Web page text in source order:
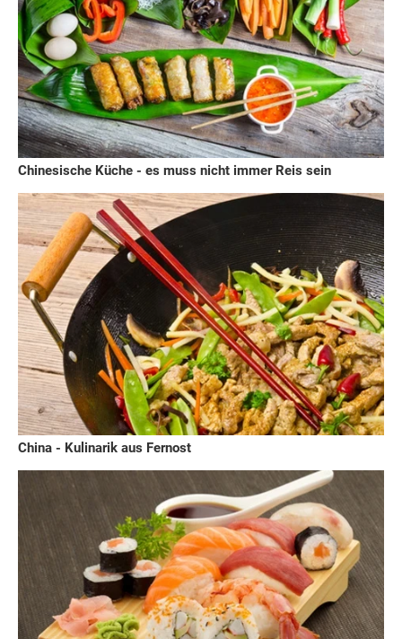
Chinesische Küche - es muss nicht immer Reis sein
China - Kulinarik aus Fernost